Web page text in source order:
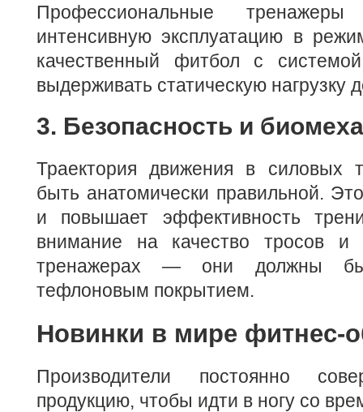
Профессиональные
интенсивную эксплуатацию в
качественный фитбол с
выдерживать статическую нагрузку
3. Безопасность и
Траектория движения в силовых
быть анатомически правильной.
и повышает эффективность
внимание на качество тросов и
тренажерах — они должны
тефлоновым покрытием.
Новинки в мире фитнес-
Производители постоянно
продукцию, чтобы идти в ногу со